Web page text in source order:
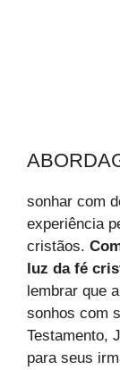
sonhar com
experiência
cristãos.
luz da fé
lembrar que
sonhos com
Testamento,
para seus